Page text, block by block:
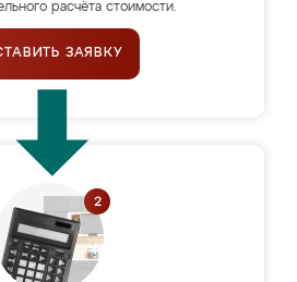
расчёта стоимости.
ЗАЯВКУ